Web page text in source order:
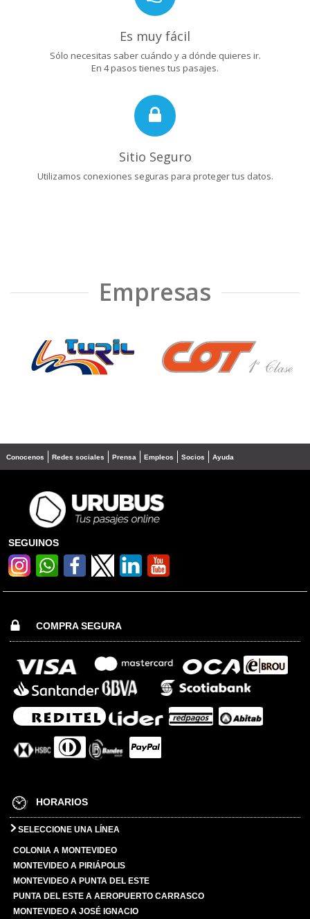
Es muy fácil
Sólo necesitas saber cuándo y a dónde quieres ir.
En 4 pasos tienes tus pasajes.
Sitio Seguro
Utilizamos conexiones seguras para proteger tus datos.
Empresas
❮ ❯
Conocenos Redes sociales Prensa Empleos Socios Ayuda
SEGUINOS
COMPRA SEGURA
HORARIOS
SELECCIONE UNA LÍNEA
COLONIA A MONTEVIDEO
MONTEVIDEO A PIRIÁPOLIS
MONTEVIDEO A PUNTA DEL ESTE
PUNTA DEL ESTE A AEROPUERTO CARRASCO
MONTEVIDEO A JOSÉ IGNACIO